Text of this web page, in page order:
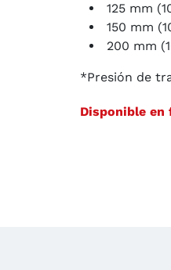
125 mm
150 mm
200 mm
*Presión de
Disponible